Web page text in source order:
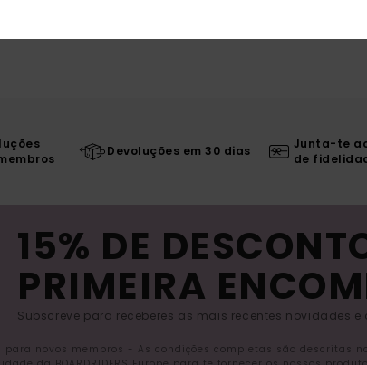
Devoluções em 30 dias
Junta-te
de
15% DE
PRIMEIRA
Subscreve para receberes as mais recentes novidades e
novos membros - As condições completas são descritas